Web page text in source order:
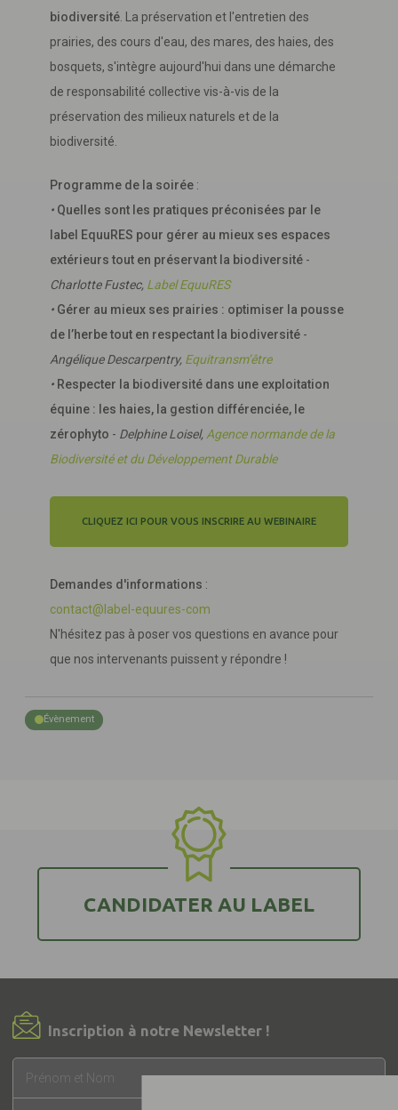
biodiversité . La préservation et l'entretien des
prairies, des cours d'eau, des mares, des haies, des
bosquets, s'intègre aujourd'hui dans une démarche
de responsabilité collective vis-à-vis de la
préservation des milieux naturels et de la
biodiversité.
Programme de la soirée :
• Quelles sont les pratiques préconisées par le
label EquuRES pour gérer au mieux ses espaces
extérieurs tout en préservant la biodiversité -
Charlotte Fustec, Label EquuRES
• Gérer au mieux ses prairies : optimiser la pousse
de l’herbe tout en respectant la biodiversité -
Angélique Descarpentry, Equitransm’être
• Respecter la biodiversité dans une exploitation
équine : les haies, la gestion différenciée, le
zérophyto - Delphine Loisel, Agence normande de la
Biodiversité et du Développement Durable
CLIQUEZ ICI POUR VOUS INSCRIRE AU WEBINAIRE
Demandes d'informations :
contact@label-equures-com
N'hésitez pas à poser vos questions en avance pour
que nos intervenants puissent y répondre !
Évènement
CANDIDATER AU LABEL
Inscription à notre Newsletter !